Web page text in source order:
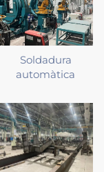
Soldadura
automàtica